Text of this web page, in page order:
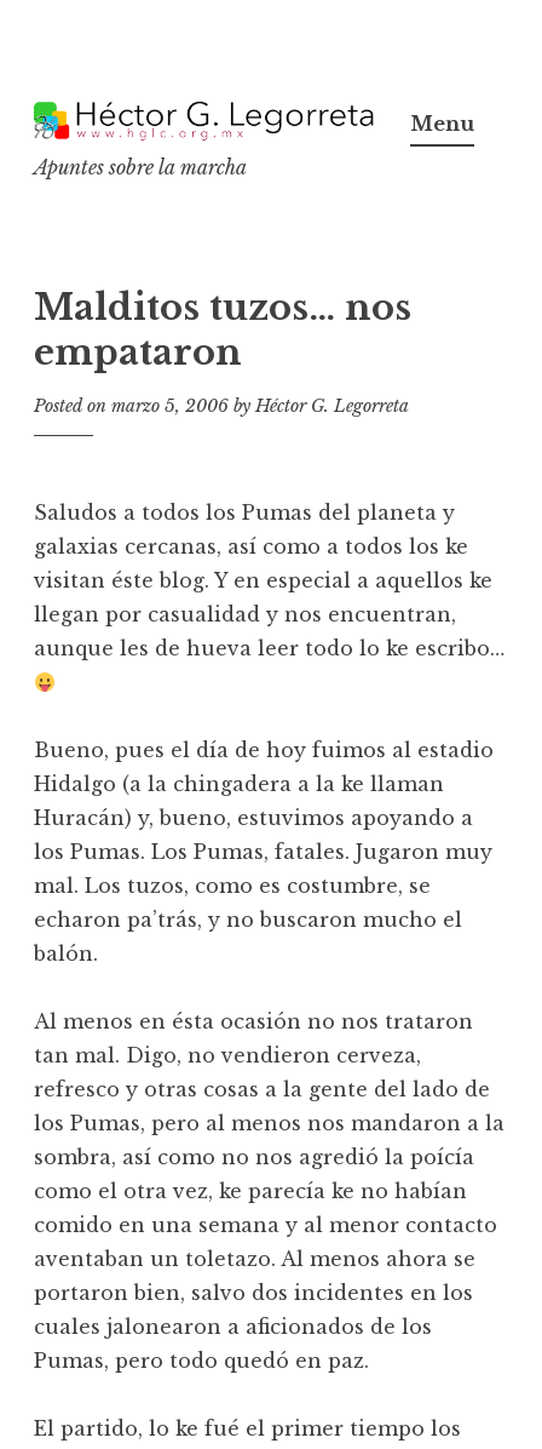
k
p
c
o
n
Apuntes sobre la marcha
Menu
Malditos tuzos… nos
empataron
Posted on marzo 5, 2006 byHéctor G. Legorreta
Saludos a todos los Pumas del planeta y
galaxias cercanas, así como a todos los ke
visitan éste blog. Y en especial a aquellos ke
llegan por casualidad y nos encuentran,
aunque les de hueva leer todo lo ke escribo…
Bueno, pues el día de hoy fuimos al estadio
Hidalgo (a la chingadera a la ke llaman
Huracán) y, bueno, estuvimos apoyando a
los Pumas. Los Pumas, fatales. Jugaron muy
mal. Los tuzos, como es costumbre, se
echaron pa’trás, y no buscaron mucho el
balón.
Al menos en ésta ocasión no nos trataron
tan mal. Digo, no vendieron cerveza,
refresco y otras cosas a la gente del lado de
los Pumas, pero al menos nos mandaron a la
sombra, así como no nos agredió la poícía
como el otra vez, ke parecía ke no habían
comido en una semana y al menor contacto
aventaban un toletazo. Al menos ahora se
portaron bien, salvo dos incidentes en los
cuales jalonearon a aficionados de los
Pumas, pero todo quedó en paz.
El partido, lo ke fué el primer tiempo los